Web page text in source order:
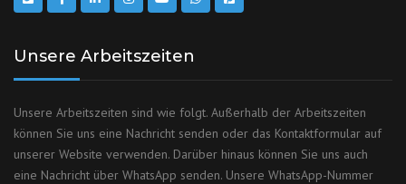
Unsere Arbeitszeiten
Unsere Arbeitszeiten sind wie folgt. Außerhalb der Arbeitszeiten
können Sie uns eine Nachricht senden oder das Kontaktformular auf
unserer Website verwenden. Darüber hinaus können Sie uns auch
eine Nachricht über WhatsApp senden. Unsere WhatsApp-Nummer